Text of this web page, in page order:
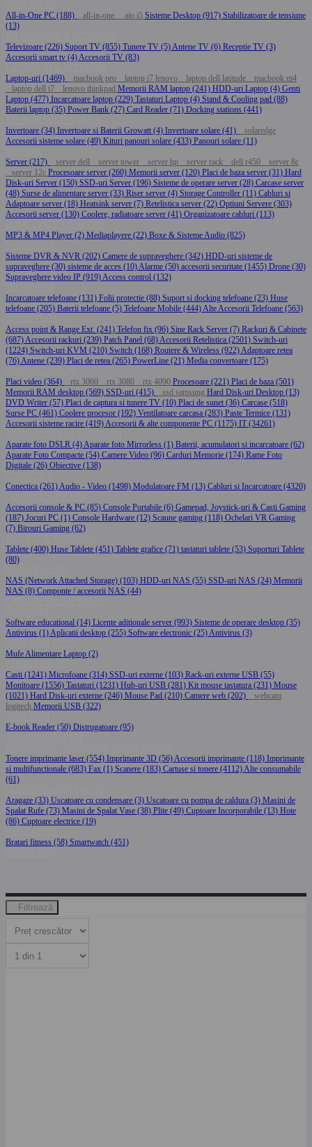
All-in-One PC (188)
all-in-one aio i5 Sisteme Desktop (917) Stabilizatoare de tensiune
(13)
Televizoare (226) Suport TV (855) Tunere TV (5)Antene TV (6) Receptie TV (3)
Accesorii smart tv (4)Accesorii TV (83)
Laptop-uri (1469)
macbook pro laptop i7 lenovo laptop dell latitude
macbook m4
laptop dell i7
lenovo thinkpad Memorii RAM laptop (241) HDD-uri Laptop (4) Genti
Laptop (477) Incarcatoare laptop (229) Tastaturi Laptop (4) Stand & Cooling pad (88)
Baterii laptop (35) Power Bank (27) Card Reader (71) Docking stations (441)
Invertoare (34) Invertoare si Baterii Growatt (4) Invertoare solare (41)
solaredge
Accesorii sisteme solare (49) Kituri panouri solare (433) Panouri solare (11)
Server (217)
server dell server tower server hp server rack dell r450
server 8c
server 12c Procesoare server (260) Memorii server (120) Placi de baza server (31) Hard
Disk-uri Server (150) SSD-uri Server (196) Sisteme de operare server (28) Carcase server
(48) Surse de alimentare server (33) Riser server (4) Storage Controller (11) Cabluri si
Adaptoare server (18) Heatsink server (7) Retelistica server (22) Optiuni Servere (303)
Accesorii server (130) Coolere, radiatoare server (41) Organizatoare cabluri (113)
MP3 & MP4 Player (2) Mediaplayere (22) Boxe & Sisteme Audio (825)
Sisteme DVR & NVR (202) Camere de supraveghere (342) HDD-uri sisteme de
supraveghere (30) sisteme de acces (10)Alarme (50) accesorii securitate (1455) Drone (30)
Supraveghere video IP (919)Access control (132)
Incarcatoare telefoane (131) Folii protectie (88) Suport si docking telefoane (23) Huse
telefoane (205) Baterii telefoane (5) Telefoane Mobile (444)Alte Accesorii Telefoane (563)
Access point & Range Ext. (241) Telefon fix (96) Sine Rack Server (7) Rackuri & Cabinete
(687)Accesorii rackuri (239) Patch Panel (68)Accesorii Retelistica (2501) Switch-uri
(1224) Switch-uri KVM (210) Switch (168) Routere & Wireless (922)Adaptoare retea
(76)Antene (239) Placi de retea (265) PowerLine (21) Media convertoare (175)
Placi video (364)
rtx 3060 rtx 3080 rtx 4090 Procesoare (221) Placi de baza (501)
Memorii RAM desktop (569) SSD-uri (415) ssd samsung Hard Disk-uri Desktop (13)
DVD Writer (57) Placi de captura si tunere TV (10) Placi de sunet (36) Carcase (518)
Surse PC (461) Coolere procesor (192) Ventilatoare carcasa (283) Paste Termice (131)
Accesorii sisteme racire (419)Accesorii & alte componente PC (1175) IT (34261)
Aparate foto DSLR (4)Aparate foto Mirrorless (1) Baterii, acumulatori si incarcatoare (62)
Aparate Foto Compacte (54) Camere Video (96) Carduri Memorie (174) Rame Foto
Digitale (26) Obiective (138)
Conectica (261)Audio - Video (1498) Modulatoare FM (13) Cabluri si Incarcatoare (4320)
Accesorii console & PC (85) Console Portabile (6) Gamepad, Joystick-uri & Casti Gaming
(187) Jocuri PC (1) Console Hardware (12) Scaune gaming (118) Ochelari VR Gaming
(7) Birouri Gaming (62)
Tablete (400) Huse Tablete (451) Tablete grafice (71) tastaturi tablete (53) Suporturi Tablete
(80)
NAS (Network Attached Storage) (103) HDD-uri NAS (55) SSD-uri NAS (24) Memorii
NAS (8) Componte / accesorii NAS (44)
Software educational (14) Licente aditionale server (993) Sisteme de operare desktop (35)
Antivirus (1)Aplicatii desktop (255) Software electronic (25)Antivirus (3)
Mufe Alimentare Laptop (2)
Casti (1241) Microfoane (314) SSD-uri externe (103) Rack-uri externe USB (55)
Monitoare (1556) Tastaturi (1231) Hub-uri USB (281) Kit mouse tastatura (231) Mouse
(1021) Hard Disk-uri externe (246) Mouse Pad (210) Camere web (202)
webcam
logitech Memorii USB (322)
E-book Reader (50) Distrugatoare (95)
Tonere imprimante laser (554) Imprimante 3D (56)Accesorii imprimante (118) Imprimante
si multifunctionale (683) Fax (1) Scanere (183) Cartuse si tonere (4112)Alte consumabile
(61)
Aragaze (33) Uscatoare cu condensare (3) Uscatoare cu pompa de caldura (3) Masini de
Spalat Rufe (73) Masini de Spalat Vase (38) Plite (49) Cuptoare Incorporabile (13) Hote
(86) Cuptoare electrice (19)
Bratari fitness (58) Smartwatch (451)
Filtrează